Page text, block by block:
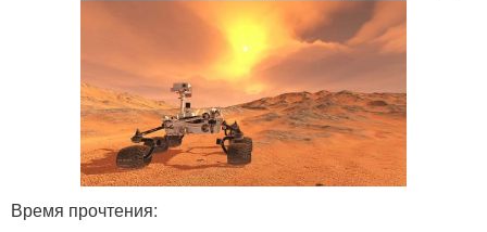
Время прочтения: